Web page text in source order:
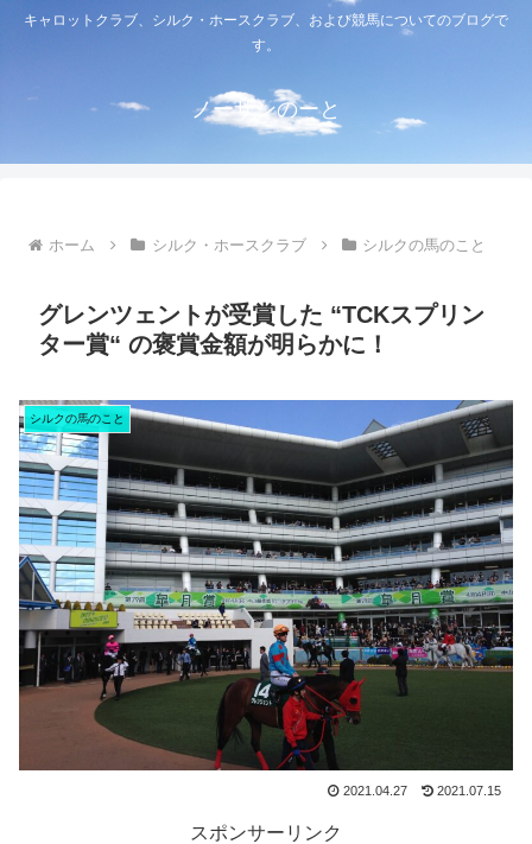
キャロットクラブ、シルク・ホースクラブ、および競馬についてのブログで
す。
ノーザンのーと
ホーム シルク・ホースクラブ シルクの馬のこと
グレンツェントが受賞した “TCKスプリン
ター賞“ の褒賞金額が明らかに！
シルクの馬のこと
2021.04.27 2021.07.15
スポンサーリンク